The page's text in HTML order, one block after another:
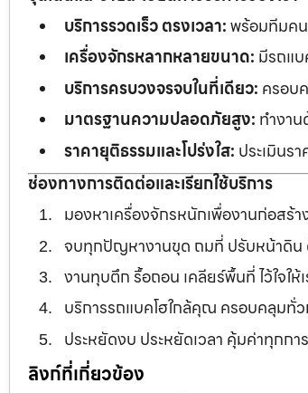
บริการรวดเร็ว ตรงเวลา:พร้อมทีมค
เครื่องจักรหลากหลายขนาด: มีรถแบ
บริการครบวงจรจบในที่เดียว: ครอบ
มาตรฐานความปลอดภัยสูง: ทำงา
ราคายุติธรรมและโปร่งใส: ประเมินร
ช่องทางการติดต่อและเรียกใช้บริการ
มองหาเครื่องจักรหนักเพื่องานก่อสร้
จบทุกปัญหางานขุด ถมที่ ปรับหน้าดิน
งานทุบตึก รื้อถอน เคลียร์พื้นที่ ไว้ใจใ
บริการรถแบคโฮใกล้คุณ ครอบคลุมทั่
ประหยัดงบ ประหยัดเวลา คุ้มค่าทุกก
ลิงก์ที่เกี่ยวข้อง